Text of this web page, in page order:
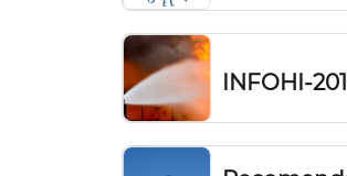
Hierro.
INFOHI-